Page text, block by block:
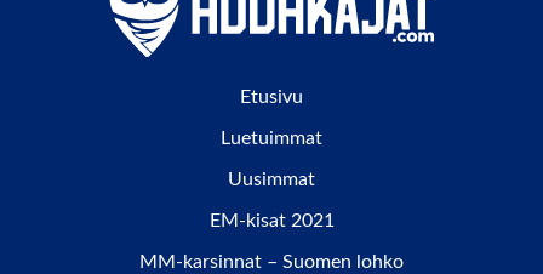
Etusivu
Luetuimmat
Uusimmat
EM-kisat 2021
MM-karsinnat – Suomen lohko